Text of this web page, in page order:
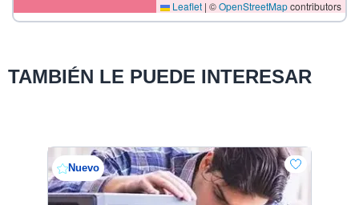
Leaflet | ©OpenStreetMapcontributors
TAMBIÉN LE PUEDE INTERESAR
Nuevo